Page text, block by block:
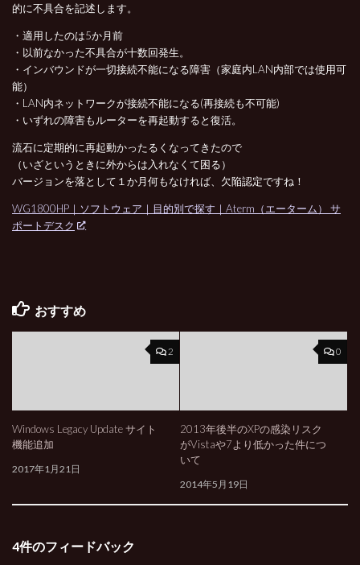
的に不具合を記述します。
・適用したのは5か月前
・以前なかった不具合が十数回発生。
・インバウンドが一切接続不能になる障害（家庭内LAN内部では使用可
能）
・LAN内ネットワークが接続不能になる(再接続も不可能)
・いずれの障害もルーターを再起動すると復活。
流石に定期的に再起動かったるくなってきたので
（いざというときに外からは入れなくて困る）
バージョンを落として１か月何もなければ、欠陥認定ですね！
WG1800HP｜ソフトウェア｜目的別で探す｜Aterm（エーターム） サ
ポートデスク
おすすめ
2
Windows Legacy Update サイト
機能追加
2017年1月21日
0
2013年後半のXPの感染リスク
がVistaや7より低かった件につ
いて
2014年5月19日
4件のフィードバック